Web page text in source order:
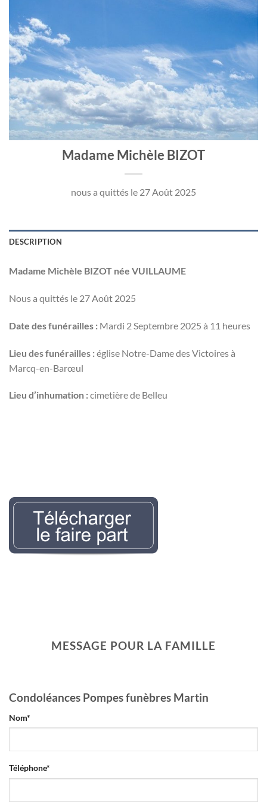
Madame Michèle BIZOT
nous a quittés le 27 Août 2025
DESCRIPTION
Madame Michèle BIZOT née VUILLAUME
Nous a quittés le 27 Août 2025
Date des funérailles : Mardi 2 Septembre 2025 à 11 heures
Lieu des funérailles :église Notre-Dame des Victoires à
Marcq-en-Barœul
Lieu d’inhumation :cimetière de Belleu
MESSAGE POUR LA FAMILLE
Condoléances Pompes funèbres Martin
Nom*
Téléphone*